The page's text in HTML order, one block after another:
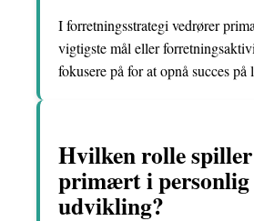
I forretningsstrategi vedrører
vigtigste mål eller
fokusere på for at opnå succes på
Hvilken rolle
primært i personlig
udvikling?